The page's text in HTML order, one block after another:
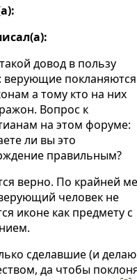
довод в пользу
верующие покланяются
а тому кто на них
Вопрос к
на этом форуме:
ли вы это
правильным?
верно. По крайней
человек не
иконе как предмету с
сделавшие (и
да чтобы